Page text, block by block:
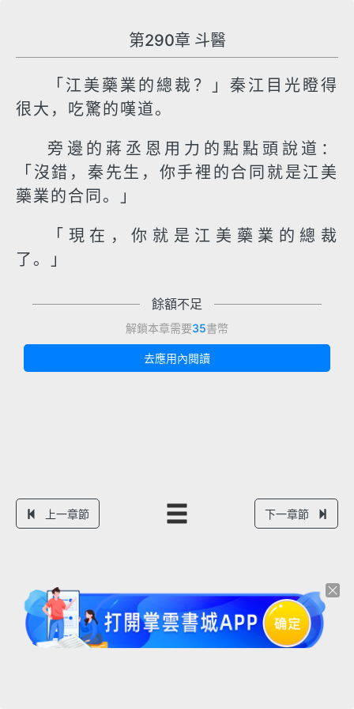
第290章 斗醫
「江美藥業的總裁？」秦江目光瞪得
很大，吃驚的嘆道。
旁邊的蔣丞恩用力的點點頭說道：
「沒錯，秦先生，你手裡的合同就是江美
藥業的合同。」
「現在，你就是江美藥業的總裁
了。」
餘額不足
解鎖本章需要35書幣
去應用內閱讀
上一章節 下一章節